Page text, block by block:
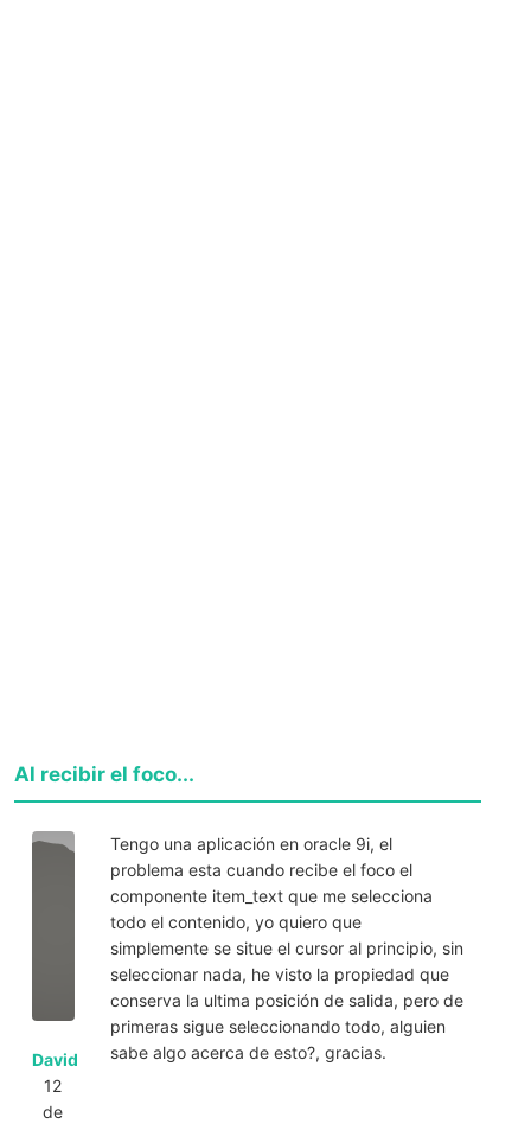
Al recibir el foco...
David
12
de
Tengo una aplicación en oracle 9i, el
problema esta cuando recibe el foco el
componente item_text que me selecciona
todo el contenido, yo quiero que
simplemente se situe el cursor al principio, sin
seleccionar nada, he visto la propiedad que
conserva la ultima posición de salida, pero de
primeras sigue seleccionando todo, alguien
sabe algo acerca de esto?, gracias.